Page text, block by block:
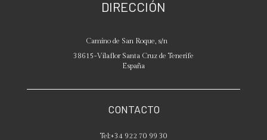
DIRECCIÓN
Camino de San Roque, s/n
38615-Vilaflor Santa Cruz de Tenerife
España
CONTACTO
Tel:+34 922 70 99 30